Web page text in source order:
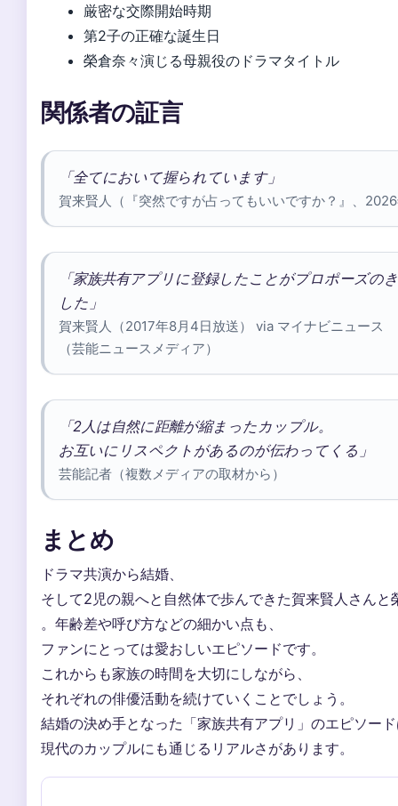
厳密な交際開始時期
第2子の正確な誕生日
榮倉奈々演じる母親役のドラマタイトル
関係者の証言
「全てにおいて握られています」
賀来賢人（『突然ですが占ってもいいですか？』、
「家族共有アプリに登録したことがプロポーズの
した」
賀来賢人（2017年8月4日放送） via マイナビニュース
（芸能ニュースメディア）
「2人は自然に距離が縮まったカップル。
お互いにリスペクトがあるのが伝わってくる」
芸能記者（複数メディアの取材から）
まとめ
ドラマ共演から結婚、
そして2児の親へと自然体で歩んできた賀来賢人さんと
。年齢差や呼び方などの細かい点も、
ファンにとっては愛おしいエピソードです。
これからも家族の時間を大切にしながら、
それぞれの俳優活動を続けていくことでしょう。
結婚の決め手となった「家族共有アプリ」のエピソー
現代のカップルにも通じるリアルさがあります。